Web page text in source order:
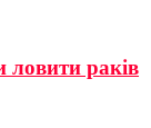
ловити раків